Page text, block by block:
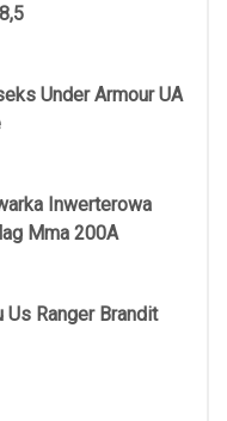
Under Armour UA
Inwerterowa
Mma 200A
Ranger Brandit